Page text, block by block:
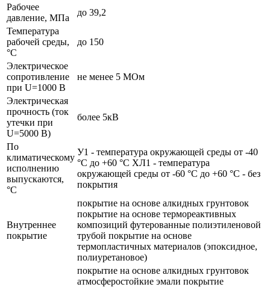
Рабочее
давление, МПа
до 39,2
Температура
рабочей среды,
°C
до 150
Электрическое
сопротивление
при U=1000 В
не менее 5 МОм
Электрическая
прочность (ток
утечки при
U=5000 В)
более 5кВ
По
климатическому
исполнению
выпускаются,
°C
У1 - температура окружающей среды от -40
°C до +60 °C ХЛ1 - температура
окружающей среды от -60 °C до +60 °C - без
покрытия
Внутреннее
покрытие
покрытие на основе алкидных грунтовок
покрытие на основе термореактивных
композиций футерованные полиэтиленовой
трубой покрытие на основе
термопластичных материалов (эпоксидное,
полиуретановое)
покрытие на основе алкидных грунтовок
атмосферостойкие эмали покрытие